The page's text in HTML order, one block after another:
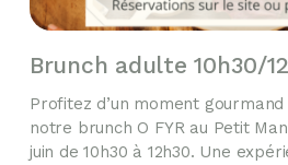
Brunch adulte 10h30/
Profitez d’un moment
notre brunch O FYR au Petit
juin de 10h30 à 12h30. Une